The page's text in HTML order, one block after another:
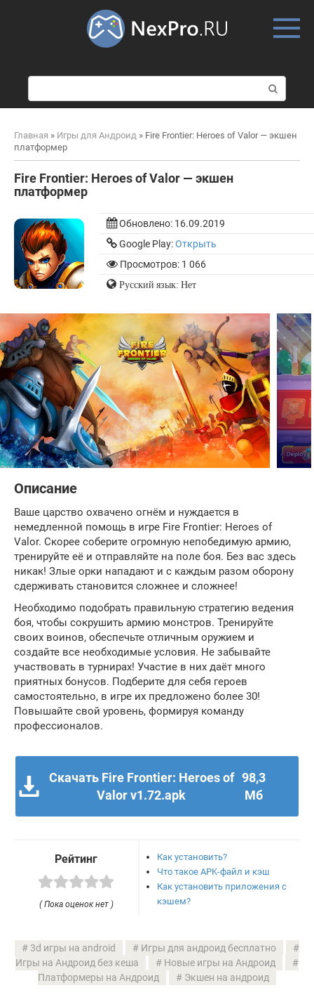
о
и
к
Главная » Игры для Андроид » Fire Frontier: Heroes of Valor — экшен
платформер
Fire Frontier: Heroes of Valor — экшен
платформер
Обновлено: 16.09.2019
Google Play:Открыть
Просмотров: 1 066
Русский язык: Нет
Описание
Ваше царство охвачено огнём и нуждается в
немедленной помощь в игре Fire Frontier: Heroes of
Valor. Скорее соберите огромную непобедимую армию,
тренируйте её и отправляйте на поле боя. Без вас здесь
никак! Злые орки нападают и с каждым разом оборону
сдерживать становится сложнее и сложнее!
Необходимо подобрать правильную стратегию ведения
боя, чтобы сокрушить армию монстров. Тренируйте
своих воинов, обеспечьте отличным оружием и
создайте все необходимые условия. Не забывайте
участвовать в турнирах! Участие в них даёт много
приятных бонусов. Подберите для себя героев
самостоятельно, в игре их предложено более 30!
Повышайте свой уровень, формируя команду
профессионалов.
Скачать Fire Frontier: Heroes of
Valor v1.72.apk
98,3
Мб
Рейтинг
( Пока оценок нет )
Как установить?
Что такое APK-файл и кэш
Как установить приложения с
кэшем?
3d игры на android
Игры для андроид бесплатно
Игры на Андроид без кеша
Новые игры на Андроид
Платформеры на Андроид
Экшен на андроид